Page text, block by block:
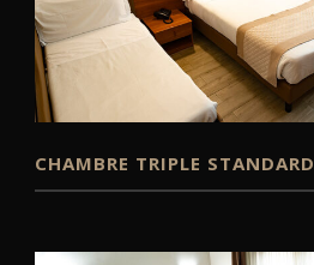
CHAMBRE TRIPLE STANDARD